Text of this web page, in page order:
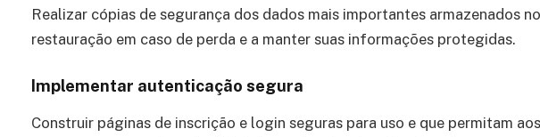
Realizar cópias de segurança dos dados mais importantes armazenados
restauração em caso de perda e a manter suas informações protegidas.
Implementar autenticação segura
Construir páginas de inscrição e login seguras para uso e que permitam